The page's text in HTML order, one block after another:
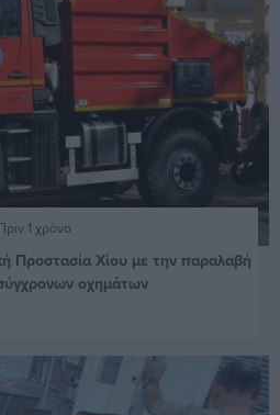
1 χρόνο
Προστασία Χίου με την παραλαβή
οχημάτων